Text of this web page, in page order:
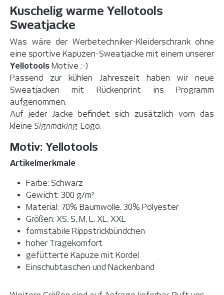
Kuschelig warme Yellotools
Sweatjacke
Was wäre der Werbetechniker-Kleiderschrank ohne
eine sportive Kapuzen-Sweatjacke mit einem unserer
Yellotools Motive ;-)
Passend zur kühlen Jahreszeit haben wir neue
Sweatjacken mit Rückenprint ins Programm
aufgenommen.
Auf jeder Jacke befindet sich zusätzlich vorn das
kleine Signmaking-Logo.
Motiv: Yellotools
Artikelmerkmale
Farbe: Schwarz
Gewicht: 300 g/m²
Material: 70% Baumwolle, 30% Polyester
Größen: XS, S, M, L, XL, XXL
formstabile Rippstrickbündchen
hoher Tragekomfort
gefütterte Kapuze mit Kordel
Einschubtaschen und Nackenband